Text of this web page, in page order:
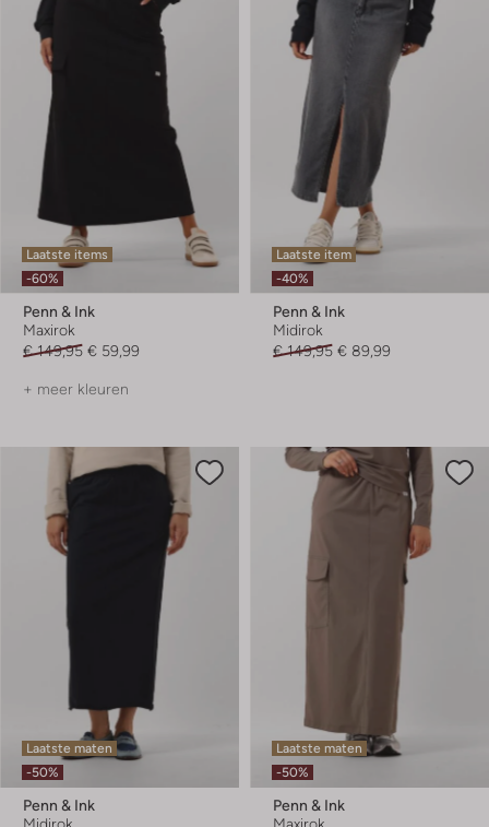
Laatste items
-60%
Penn & Ink
Maxirok
€ 149,95 € 59,99
+ meer kleuren
Laatste item
-40%
Penn & Ink
Midirok
€ 149,95 € 89,99
Laatste maten
-50%
Penn & Ink
Laatste maten
-50%
Penn & Ink